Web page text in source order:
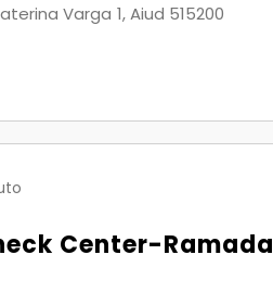
Varga 1, Aiud 515200
Center-Ramada